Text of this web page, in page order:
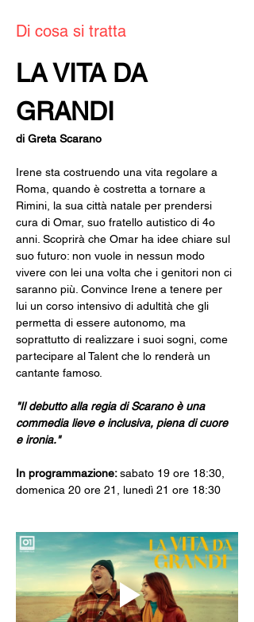
Di cosa si tratta
LA VITA DA
GRANDI
di Greta Scarano
Irene sta costruendo una vita regolare a
Roma, quando è costretta a tornare a
Rimini, la sua città natale per prendersi
cura di Omar, suo fratello autistico di 4o
anni. Scoprirà che Omar ha idee chiare sul
suo futuro: non vuole in nessun modo
vivere con lei una volta che i genitori non ci
saranno più. Convince Irene a tenere per
lui un corso intensivo di adultità che gli
permetta di essere autonomo, ma
soprattutto di realizzare i suoi sogni, come
partecipare al Talent che lo renderà un
cantante famoso.
"Il debutto alla regia di Scarano è una
commedia lieve e inclusiva, piena di cuore
e ironia."
In programmazione: sabato 19 ore 18:30,
domenica 20 ore 21, lunedì 21 ore 18:30